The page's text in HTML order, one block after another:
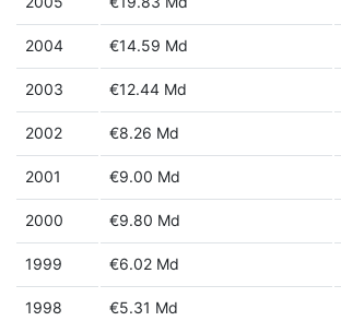
2004 €14.59 Md
2003 €12.44 Md
2002 €8.26 Md
2001 €9.00 Md
2000 €9.80 Md
1999 €6.02 Md
1998 €5.31 Md